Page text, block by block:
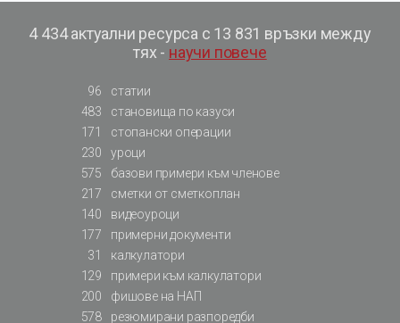
4 434 актуални ресурса с 13 831 връзки между
тях - научи повече
96
статии
483
становища по казуси
171
стопански операции
230
уроци
575
базови примери към членове
217
сметки от сметкоплан
140
видеоуроци
177
примерни документи
31
калкулатори
129
примери към калкулатори
200
фишове на НАП
578
резюмирани разпоредби